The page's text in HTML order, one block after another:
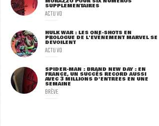
SUPPLÉMENTAIRES
ACTU VO
HULK WAR : LES ONE-SHOTS EN
PROLOGUE DE L'ÉVÈNEMENT MARVEL SE
DÉVOILENT
ACTU VO
SPIDER-MAN : BRAND NEW DAY : EN
FRANCE, UN SUCCÈS RECORD AUSSI
AVEC 3 MILLIONS D'ENTRÉES EN UNE
SEMAINE
BRÈVE